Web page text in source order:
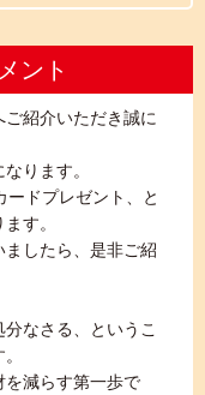
ント
紹介いただき誠に
ります。
ードプレゼント、と
す。
したら、是非ご紹
なさる、というこ
を減らす第一歩で